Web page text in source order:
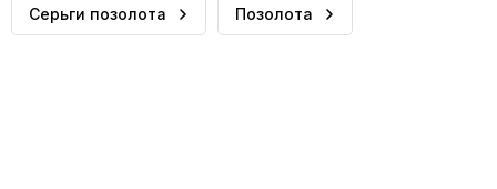
Серьги позолота Позолота